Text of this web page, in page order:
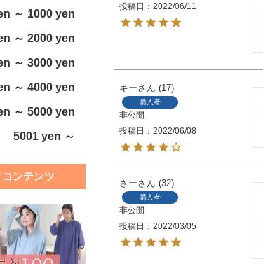
～ 1000 yen
～ 2000 yen
～ 3000 yen
～ 4000 yen
～ 5000 yen
5001 yen ～
ンテンツ
投稿日
2022/06/11
キー 17
購入者
非公開
投稿日
2022/06/08
さー 32
購入者
非公開
投稿日
2022/03/05